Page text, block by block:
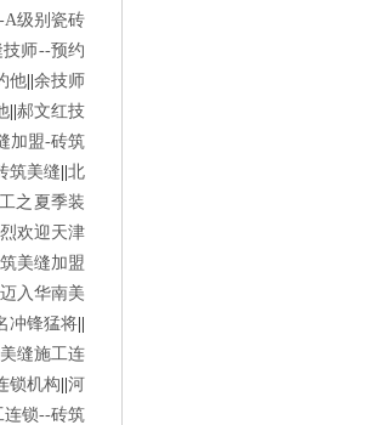
级别瓷砖
师--预约
他|| 余技师
||郝文红技
加盟-砖筑
筑美缝 ||北
之夏季装
欢迎天津
美缝加盟
入华南美
冲锋猛将
缝施工连
锁机构 ||河
连锁--砖筑